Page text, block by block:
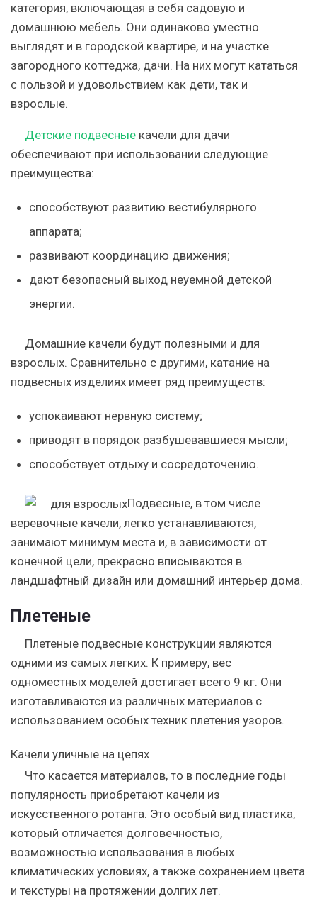
категория, включающая в себя садовую и
домашнюю мебель. Они одинаково уместно
выглядят и в городской квартире, и на участке
загородного коттеджа, дачи. На них могут кататься
с пользой и удовольствием как дети, так и
взрослые.
Детские подвесные качели для дачи
обеспечивают при использовании следующие
преимущества:
способствуют развитию вестибулярного
аппарата;
развивают координацию движения;
дают безопасный выход неуемной детской
энергии.
Домашние качели будут полезными и для
взрослых. Сравнительно с другими, катание на
подвесных изделиях имеет ряд преимуществ:
успокаивают нервную систему;
приводят в порядок разбушевавшиеся мысли;
способствует отдыху и сосредоточению.
Подвесные, в том числе
веревочные качели, легко устанавливаются,
занимают минимум места и, в зависимости от
конечной цели, прекрасно вписываются в
ландшафтный дизайн или домашний интерьер дома.
Плетеные
Плетеные подвесные конструкции являются
одними из самых легких. К примеру, вес
одноместных моделей достигает всего 9 кг. Они
изготавливаются из различных материалов с
использованием особых техник плетения узоров.
Качели уличные на цепях
Что касается материалов, то в последние годы
популярность приобретают качели из
искусственного ротанга. Это особый вид пластика,
который отличается долговечностью,
возможностью использования в любых
климатических условиях, а также сохранением цвета
и текстуры на протяжении долгих лет.